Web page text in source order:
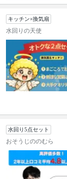
キッチン×換気扇
水回りの天使
水回り5点セット
おそうじののむら